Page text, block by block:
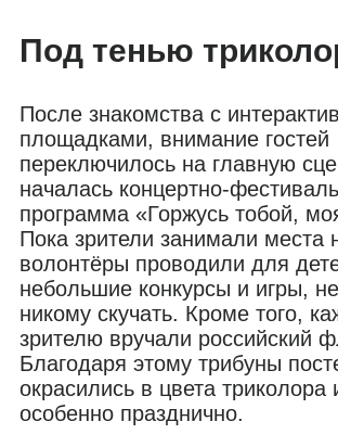
Под тенью
После знакомства с
площадками, внимание гостей
переключилось на главную
началась концертно-
программа «Горжусь тобой,
Пока зрители занимали места
волонтёры проводили для
небольшие конкурсы и игры,
никому скучать. Кроме того,
зрителю вручали российский
Благодаря этому трибуны
окрасились в цвета триколора
особенно празднично.